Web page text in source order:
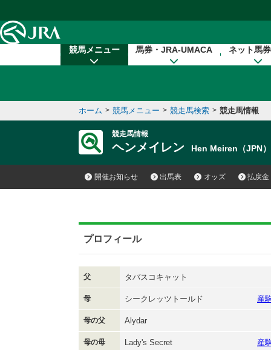
競馬メニュー 馬券・JRA-UMACA ネット馬
ホーム > 競馬メニュー > 競走馬検索 > 競走馬情報
競走馬情報
ヘンメイレン Hen Meiren（JPN）
開催お知らせ 出馬表 オッズ 払戻金
プロフィール
父 タバスコキャット
母 シークレッツトールド 産
母の父 Alydar
母の母 Lady's Secret 産